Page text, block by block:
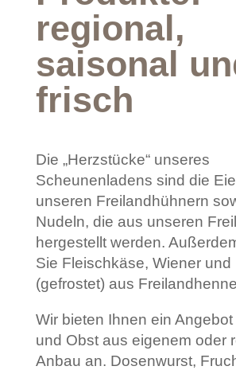
regional,
saisonal
frisch
Die „Herzstücke“ unseres
Scheunenladens sind die
unseren Freilandhühnern
Nudeln, die aus unseren
hergestellt werden.
Sie Fleischkäse, Wiener und
(gefrostet) aus
Wir bieten Ihnen ein
und Obst aus eigenem oder
Anbau an. Dosenwurst,